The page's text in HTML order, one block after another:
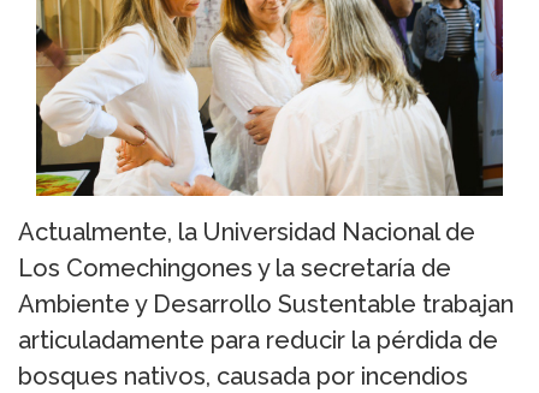
Actualmente, la Universidad Nacional de
Los Comechingones y la secretaría de
Ambiente y Desarrollo Sustentable trabajan
articuladamente para reducir la pérdida de
bosques nativos, causada por incendios